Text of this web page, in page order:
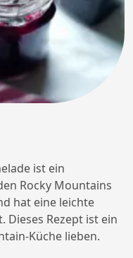
ist ein
Rocky Mountains
hat eine leichte
Dieses Rezept ist ein
Küche lieben.